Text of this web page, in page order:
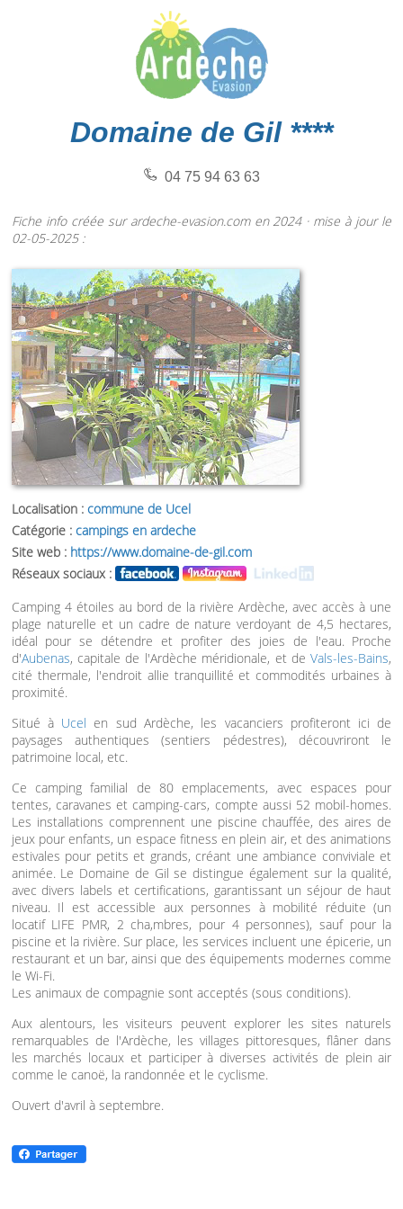
Domaine de Gil ****
04 75 94 63 63
Fiche info créée sur ardeche-evasion.com en 2024 · mise à jour le
02-05-2025 :
Localisation : commune de Ucel
Catégorie : campings en ardeche
Site web : https://www.domaine-de-gil.com
Réseaux sociaux :
Camping 4 étoiles au bord de la rivière Ardèche, avec accès à une
plage naturelle et un cadre de nature verdoyant de 4,5 hectares,
idéal pour se détendre et profiter des joies de l'eau. Proche
d'Aubenas, capitale de l'Ardèche méridionale, et deVals-les-Bains,
cité thermale, l'endroit allie tranquillité et commodités urbaines à
proximité.
Situé à Ucel en sud Ardèche, les vacanciers profiteront ici de
paysages authentiques (sentiers pédestres), découvriront le
patrimoine local, etc.
Ce camping familial de 80 emplacements, avec espaces pour
tentes, caravanes et camping-cars, compte aussi 52 mobil-homes.
Les installations comprennent une piscine chauffée, des aires de
jeux pour enfants, un espace fitness en plein air, et des animations
estivales pour petits et grands, créant une ambiance conviviale et
animée. Le Domaine de Gil se distingue également sur la qualité,
avec divers labels et certifications, garantissant un séjour de haut
niveau. Il est accessible aux personnes à mobilité réduite (un
locatif LIFE PMR, 2 cha,mbres, pour 4 personnes), sauf pour la
piscine et la rivière. Sur place, les services incluent une épicerie, un
restaurant et un bar, ainsi que des équipements modernes comme
le Wi-Fi.
Les animaux de compagnie sont acceptés (sous conditions).
Aux alentours, les visiteurs peuvent explorer les sites naturels
remarquables de l'Ardèche, les villages pittoresques, flâner dans
les marchés locaux et participer à diverses activités de plein air
comme le canoë, la randonnée et le cyclisme.
Ouvert d'avril à septembre.